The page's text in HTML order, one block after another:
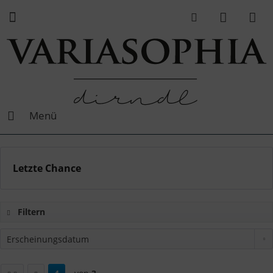
Menü
Letzte Chance
Filtern